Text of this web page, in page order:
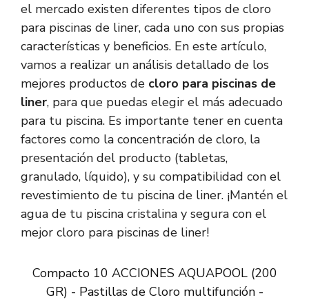
el mercado existen diferentes tipos de cloro
para piscinas de liner, cada uno con sus propias
características y beneficios. En este artículo,
vamos a realizar un análisis detallado de los
mejores productos de cloro para piscinas de
liner, para que puedas elegir el más adecuado
para tu piscina. Es importante tener en cuenta
factores como la concentración de cloro, la
presentación del producto (tabletas,
granulado, líquido), y su compatibilidad con el
revestimiento de tu piscina de liner. ¡Mantén el
agua de tu piscina cristalina y segura con el
mejor cloro para piscinas de liner!
Compacto 10 ACCIONES AQUAPOOL (200
GR) - Pastillas de Cloro multifunción -